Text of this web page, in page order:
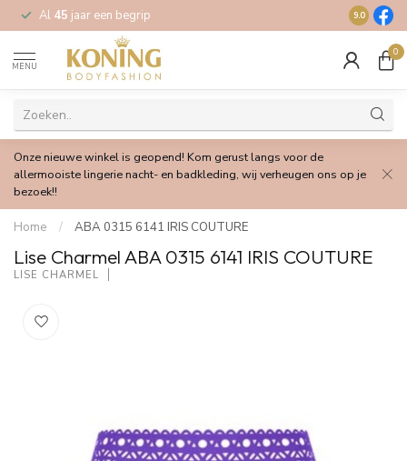
Al 45 jaar een begrip Gratis
9.0
MENU
0
Onze nieuwe winkel is geopend! Kom gerust langs voor de
allermooiste lingerie nacht- en badkleding, wij verheugen ons op je
bezoek!!
Home / ABA 0315 6141 IRIS COUTURE
Lise Charmel ABA 0315 6141 IRIS COUTURE
LISE CHARMEL